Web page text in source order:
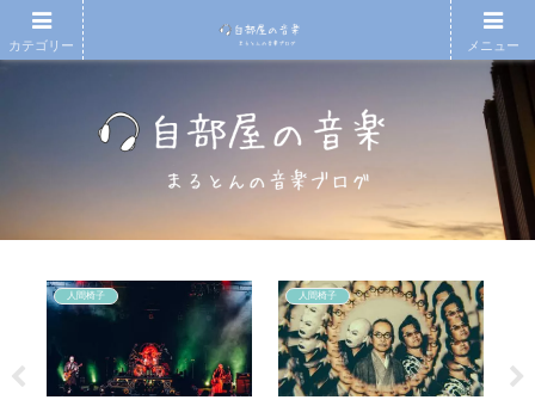
人間椅子 人間椅子
カテゴリー メニュー